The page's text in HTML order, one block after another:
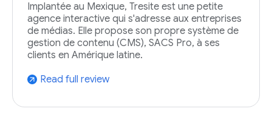
Implantée au Mexique, Tresite est une petite
agence interactive qui s'adresse aux entreprises
de médias. Elle propose son propre système de
gestion de contenu (CMS), SACS Pro, à ses
clients en Amérique latine.
arrow_outward Read full review